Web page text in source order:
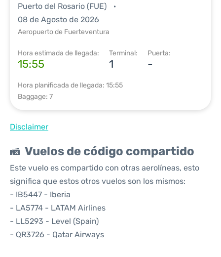
Puerto del Rosario (FUE)
08 de Agosto de 2026
Aeropuerto de Fuerteventura
Hora estimada de llegada:
15:55
Terminal:
1
Puerta:
-
Hora planificada de llegada: 15:55
Baggage: 7
Disclaimer
Vuelos de código compartido
Este vuelo es compartido con otras aerolíneas, esto
significa que estos otros vuelos son los mismos:
- IB5447 - Iberia
- LA5774 - LATAM Airlines
- LL5293 - Level (Spain)
- QR3726 - Qatar Airways